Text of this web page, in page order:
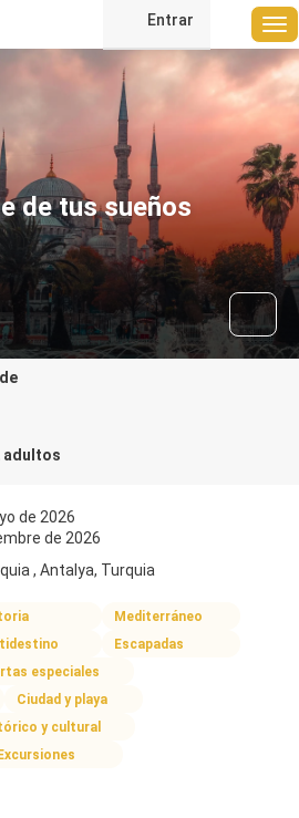
Entrar
de tus sueños
adultos
de 2026
de 2026
, Antalya, Turquia
Mediterráneo
Escapadas
especiales
Ciudad y playa
y cultural